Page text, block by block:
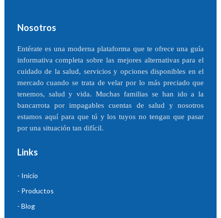
Nosotros
Entérate es una moderna plataforma que te ofrece una guía
informativa completa sobre las mejores alternativas para el
cuidado de la salud, servicios y opciones disponibles en el
mercado cuando se trata de velar por lo más preciado que
tenemos, salud y vida. Muchas familias se han ido a la
bancarrota por impagables cuentas de salud y nosotros
estamos aquí para que tú y los tuyos no tengan que pasar
por una situación tan difícil.
Links
- Inicio
- Productos
- Blog